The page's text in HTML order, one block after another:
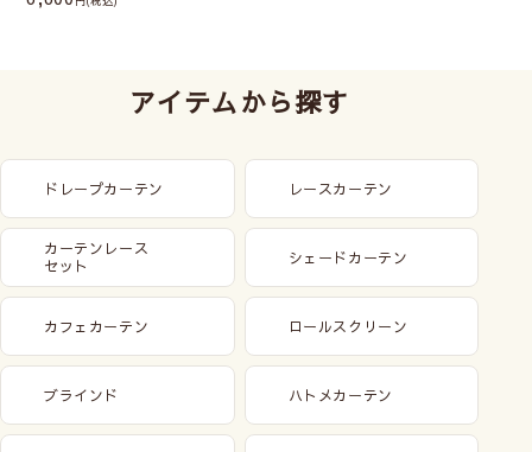
アイテムから探す
ドレープカーテン レースカーテン
カーテンレース
セット
シェードカーテン
カフェカーテン ロールスクリーン
ブラインド ハトメカーテン